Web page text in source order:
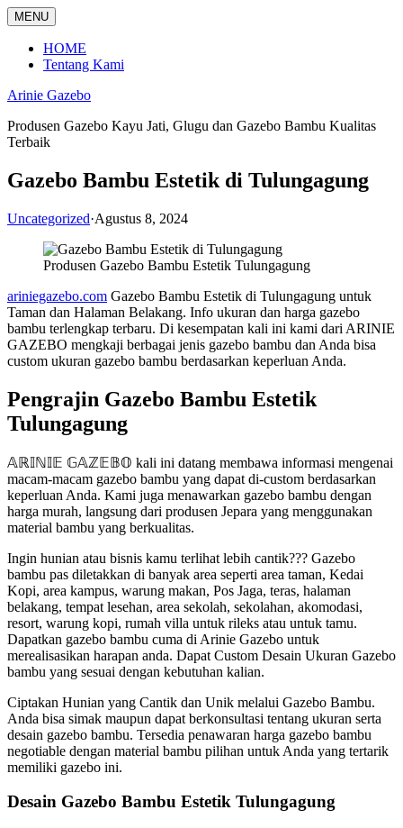
Langsung
ke
konten
MENU
HOME
Tentang Kami
Arinie Gazebo
Produsen Gazebo Kayu Jati, Glugu dan Gazebo Bambu Kualitas
Terbaik
Gazebo Bambu Estetik di Tulungagung
Uncategorized·Agustus 8, 2024
Produsen Gazebo Bambu Estetik Tulungagung
ariniegazebo.com Gazebo Bambu Estetik di Tulungagung untuk
Taman dan Halaman Belakang. Info ukuran dan harga gazebo
bambu terlengkap terbaru. Di kesempatan kali ini kami dari ARINIE
GAZEBO mengkaji berbagai jenis gazebo bambu dan Anda bisa
custom ukuran gazebo bambu berdasarkan keperluan Anda.
Pengrajin Gazebo Bambu Estetik
Tulungagung
𝔸ℝ𝕀ℕ𝕀𝔼 𝔾𝔸ℤ𝔼𝔹𝕆 kali ini datang membawa informasi mengenai
macam-macam gazebo bambu yang dapat di-custom berdasarkan
keperluan Anda. Kami juga menawarkan gazebo bambu dengan
harga murah, langsung dari produsen Jepara yang menggunakan
material bambu yang berkualitas.
Ingin hunian atau bisnis kamu terlihat lebih cantik??? Gazebo
bambu pas diletakkan di banyak area seperti area taman, Kedai
Kopi, area kampus, warung makan, Pos Jaga, teras, halaman
belakang, tempat lesehan, area sekolah, sekolahan, akomodasi,
resort, warung kopi, rumah villa untuk rileks atau untuk tamu.
Dapatkan gazebo bambu cuma di Arinie Gazebo untuk
merealisasikan harapan anda. Dapat Custom Desain Ukuran Gazebo
bambu yang sesuai dengan kebutuhan kalian.
Ciptakan Hunian yang Cantik dan Unik melalui Gazebo Bambu.
Anda bisa simak maupun dapat berkonsultasi tentang ukuran serta
desain gazebo bambu. Tersedia penawaran harga gazebo bambu
negotiable dengan material bambu pilihan untuk Anda yang tertarik
memiliki gazebo ini.
Desain Gazebo Bambu Estetik Tulungagung